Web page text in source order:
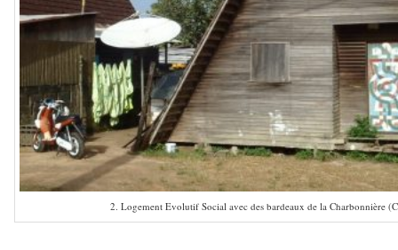
2. Logement Evolutif Social avec des bardeaux de la Charbonnière